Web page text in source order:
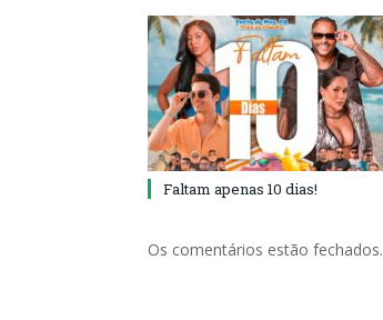
Faltam apenas 10 dias!
Os comentários estão fechados.